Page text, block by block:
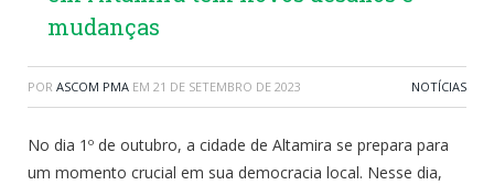
mudanças
POR ASCOM PMA EM 21 DE SETEMBRO DE 2023 NOTÍCIAS
No dia 1º de outubro, a cidade de Altamira se prepara para
um momento crucial em sua democracia local. Nesse dia,